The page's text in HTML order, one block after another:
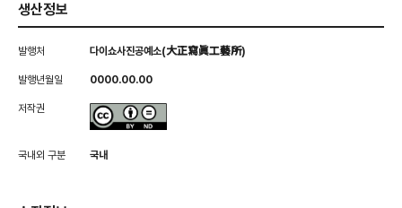
생산정보
발행처 다이쇼사진공예소(大正寫眞工藝所)
발행년월일 0000.00.00
저작권
국내외 구분 국내